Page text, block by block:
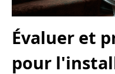
Évaluer et
pour